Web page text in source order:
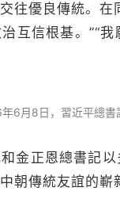
往優良傳統。
互信根基。”“
6月8日，習近平總書
正恩總書記以
朝傳統友誼的嶄